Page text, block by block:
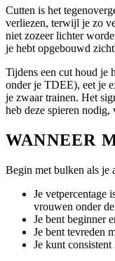
Cutten is het
verliezen, terwijl je zo
niet zozeer lichter
je hebt opgebouwd
Tijdens een cut houd je
onder je TDEE), eet je
je zwaar trainen. Het
heb deze spieren nodig,
WANNEER
Begin met bulken als je
Je vetpercentage
vrouwen onder
Je bent beginner
Je bent tevreden
Je kunt